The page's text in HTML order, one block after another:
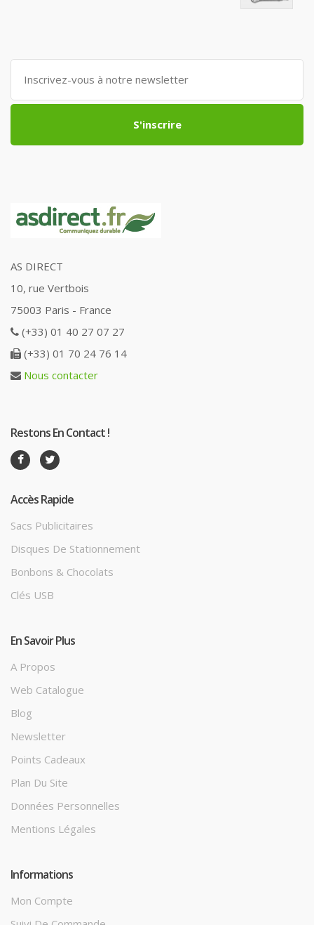
S'inscrire
AS DIRECT
10, rue Vertbois
75003 Paris - France
(+33) 01 40 27 07 27
(+33) 01 70 24 76 14
Nous contacter
Restons En Contact !
Accès Rapide
Sacs Publicitaires
Disques De Stationnement
Bonbons & Chocolats
Clés USB
En Savoir Plus
A Propos
Web Catalogue
Blog
Newsletter
Points Cadeaux
Plan Du Site
Données Personnelles
Mentions Légales
Informations
Mon Compte